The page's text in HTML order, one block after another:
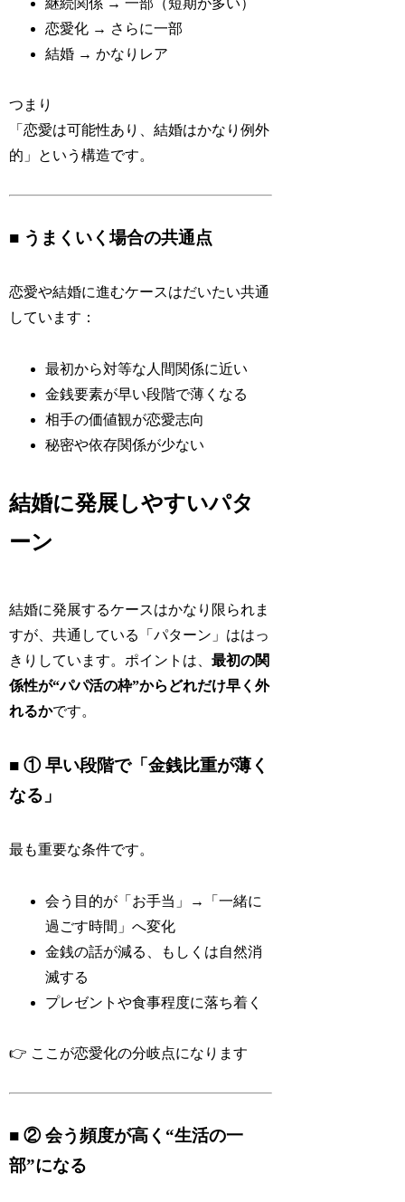
恋愛化 → さらに一部
結婚 → かなりレア
つまり
「恋愛は可能性あり、結婚はかなり例外
的」という構造です。
■ うまくいく場合の共通点
恋愛や結婚に進むケースはだいたい共通
しています：
最初から対等な人間関係に近い
金銭要素が早い段階で薄くなる
相手の価値観が恋愛志向
秘密や依存関係が少ない
結婚に発展しやすいパタ
ーン
結婚に発展するケースはかなり限られま
すが、共通している「パターン」ははっ
きりしています。ポイントは、最初の関
係性が“パパ活の枠”からどれだけ早く外
れるかです。
■ ① 早い段階で「金銭比重が薄く
なる」
最も重要な条件です。
会う目的が「お手当」→「一緒に
過ごす時間」へ変化
金銭の話が減る、もしくは自然消
滅する
プレゼントや食事程度に落ち着く
👉 ここが恋愛化の分岐点になります
■ ② 会う頻度が高く“生活の一
部”になる